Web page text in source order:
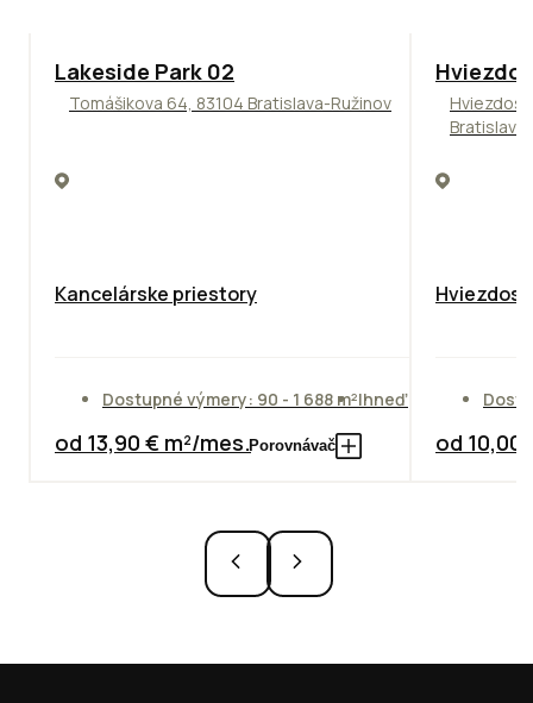
ODPORÚČAME
Lakeside Park 02
Tomášikova 64, 83104 Bratislava-Ružinov
Kancelárske priestory
Dostupné výmery: 90 - 1 688 m²Ihneď
od 13,90 € m²/mes.Porovnávač od 10,00